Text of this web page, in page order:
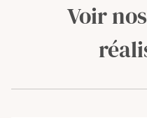
Voir